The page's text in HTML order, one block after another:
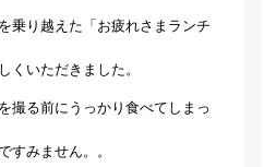
乗り越えた「お疲れさまランチ
くいただきました。
撮る前にうっかり食べてしまっ
すみません。。